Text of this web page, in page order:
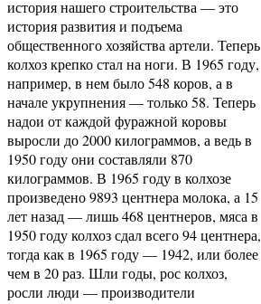
история нашего строительства — это
история развития и подъема
общественного хозяйства артели. Теперь
колхоз крепко стал на ноги. В 1965 году,
например, в нем было 548 коров, а в
начале укрупнения — только 58. Теперь
надои от каждой фуражной коровы
выросли до 2000 килограммов, а ведь в
1950 году они составляли 870
килограммов. В 1965 году в колхозе
произведено 9893 центнера молока, а 15
лет назад — лишь 468 центнеров, мяса в
1950 году колхоз сдал всего 94 центнера,
тогда как в 1965 году — 1942, или более
чем в 20 раз. Шли годы, рос колхоз,
росли люди — производители